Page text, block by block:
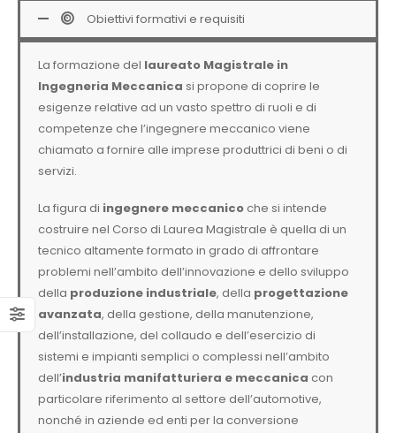
Obiettivi formativi e requisiti
La formazione del laureato Magistrale in
Ingegneria Meccanica si propone di coprire le
esigenze relative ad un vasto spettro di ruoli e di
competenze che l’ingegnere meccanico viene
chiamato a fornire alle imprese produttrici di beni o di
servizi.
La figura di ingegnere meccanico che si intende
costruire nel Corso di Laurea Magistrale è quella di un
tecnico altamente formato in grado di affrontare
problemi nell’ambito dell’innovazione e dello sviluppo
della produzione industriale, della progettazione
avanzata, della gestione, della manutenzione,
dell’installazione, del collaudo e dell’esercizio di
sistemi e impianti semplici o complessi nell’ambito
dell’industria manifatturiera e meccanica con
particolare riferimento al settore dell’automotive,
nonché in aziende ed enti per la conversione